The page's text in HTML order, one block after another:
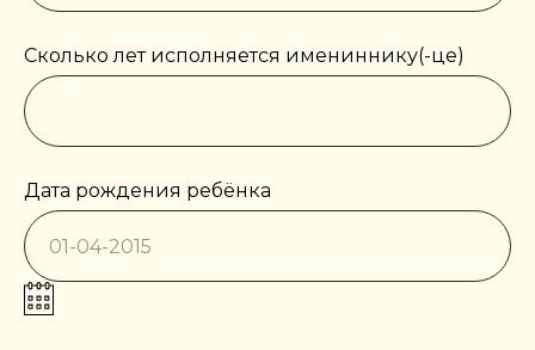
Сколько лет исполняется имениннику(-це)
Дата рождения ребёнка